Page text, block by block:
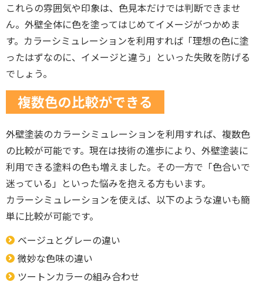
これらの雰囲気や印象は、色見本だけでは判断できませ
ん。外壁全体に色を塗ってはじめてイメージがつかめま
す。カラーシミュレーションを利用すれば「理想の色に塗
ったはずなのに、イメージと違う」といった失敗を防げる
でしょう。
複数色の比較ができる
外壁塗装のカラーシミュレーションを利用すれば、複数色
の比較が可能です。現在は技術の進歩により、外壁塗装に
利用できる塗料の色も増えました。その一方で「色合いで
迷っている」といった悩みを抱える方もいます。
カラーシミュレーションを使えば、以下のような違いも簡
単に比較が可能です。
ベージュとグレーの違い
微妙な色味の違い
ツートンカラーの組み合わせ